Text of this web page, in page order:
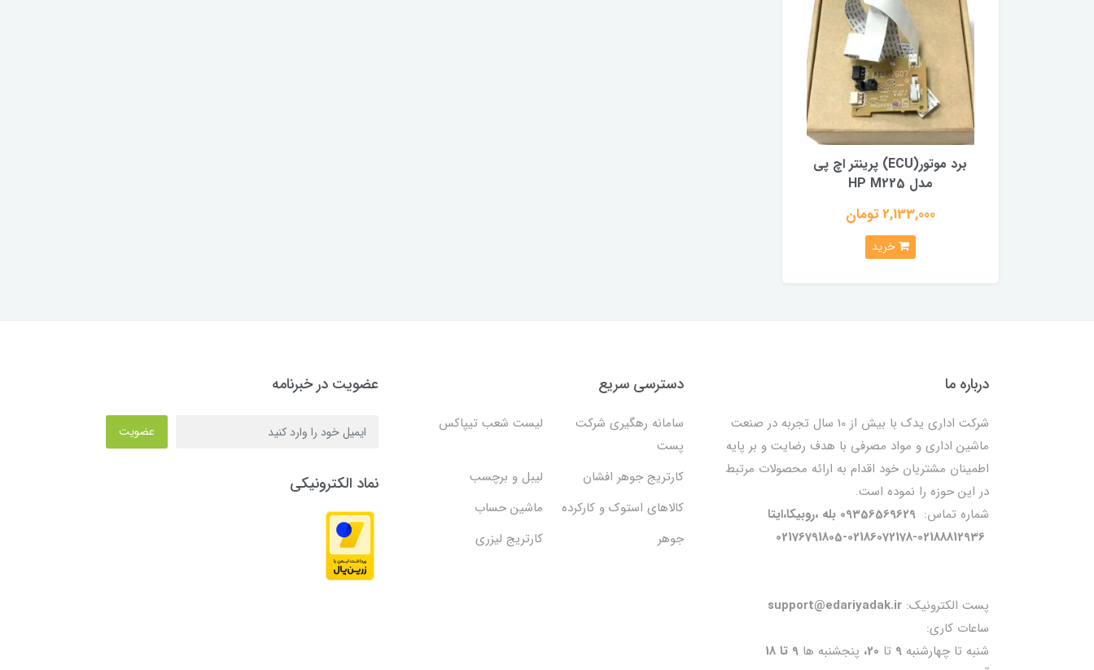
برد موتور(ECU) پرینتر اچ پی
مدل HP M225
2,133,000 تومان
خرید
درباره ما
شرکت اداری یدک با بیش از 10 سال تجربه در صنعت
ماشین اداری و مواد مصرفی با هدف رضایت و بر پایه
اطمینان مشتریان خود اقدام به ارائه محصولات مرتبط
در این حوزه را نموده است.
شماره تماس:09356569629 بله ،روبیکا،ایتا
02176791805-02186072178-02188812936
پست الکترونیک: support@edariyadak.ir
ساعات کاری:
شنبه تا چهارشنبه9 تا 20، پنجشنبه ها 9 تا 18
دسترسی سریع
سامانه رهگیری شرکت
پست
لیست شعب تیپاکس
کارتریج جوهر افشان
لیبل و برچسب
کالاهای استوک و کارکرده
ماشین حساب
جوهر
کارتریج لیزری
عضویت در خبرنامه
عضویت
نماد الکترونیکی